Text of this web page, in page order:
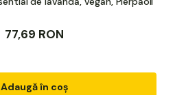
77,69 RON
Adaugă în coș